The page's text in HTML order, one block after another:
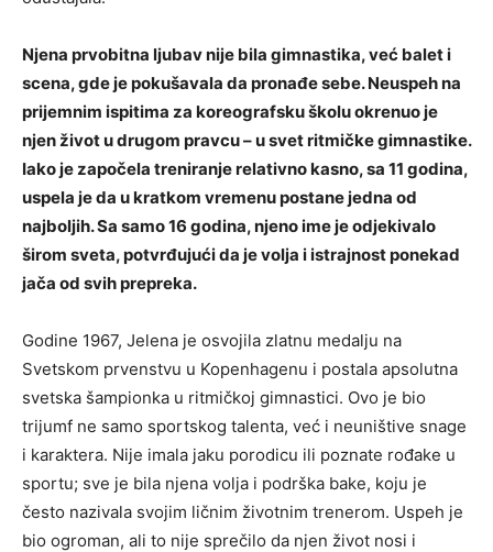
Njena prvobitna ljubav nije bila gimnastika, već balet i
scena, gde je pokušavala da pronađe sebe. Neuspeh na
prijemnim ispitima za koreografsku školu okrenuo je
njen život u drugom pravcu – u svet ritmičke gimnastike.
Iako je započela treniranje relativno kasno, sa 11 godina,
uspela je da u kratkom vremenu postane jedna od
najboljih. Sa samo 16 godina, njeno ime je odjekivalo
širom sveta, potvrđujući da je volja i istrajnost ponekad
jača od svih prepreka.
Godine 1967, Jelena je osvojila zlatnu medalju na
Svetskom prvenstvu u Kopenhagenu i postala apsolutna
svetska šampionka u ritmičkoj gimnastici. Ovo je bio
trijumf ne samo sportskog talenta, već i neuništive snage
i karaktera. Nije imala jaku porodicu ili poznate rođake u
sportu; sve je bila njena volja i podrška bake, koju je
često nazivala svojim ličnim životnim trenerom. Uspeh je
bio ogroman, ali to nije sprečilo da njen život nosi i